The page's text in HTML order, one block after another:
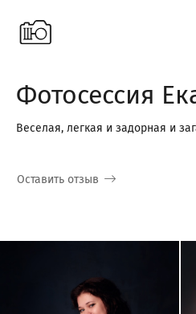
Фотосессия
Веселая, легкая и задорная и
Оставить отзыв